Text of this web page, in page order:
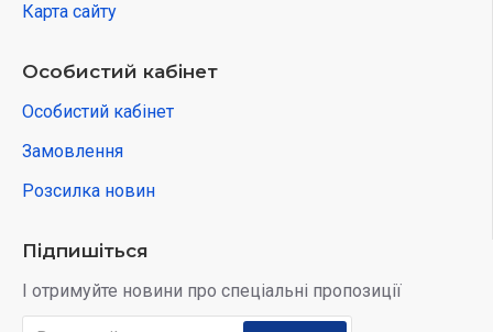
Карта сайту
Особистий кабінет
Особистий кабінет
Замовлення
Розсилка новин
Підпишіться
І отримуйте новини про спеціальні пропозиції